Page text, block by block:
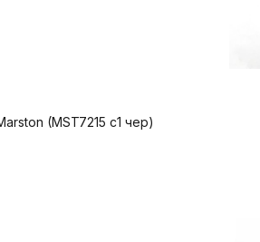
(MST7215 c1 чер)